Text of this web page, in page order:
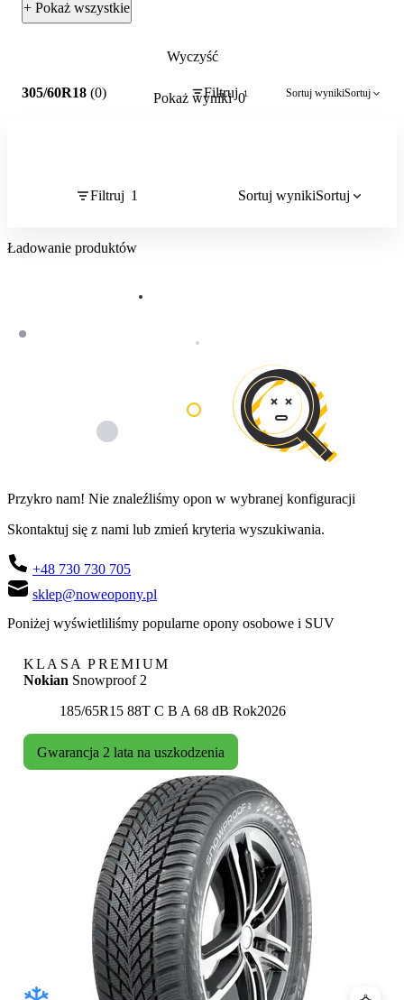
+ Pokaż wszystkie
Wyczyść
Pokaż wyniki 0
305/60R18 (0) Filtruj 1 Sortuj wynikiSortuj
Filtruj 1 Sortuj wynikiSortuj
Ładowanie produktów
Przykro nam! Nie znaleźliśmy opon w wybranej konfiguracji
Skontaktuj się z nami lub zmień kryteria wyszukiwania.
+48 730 730 705
sklep@noweopony.pl
Poniżej wyświetliliśmy popularne opony osobowe i SUV
KLASA PREMIUM
Nokian Snowproof 2
185/65R15 88T Etykieta:
C B A 68 dB Rok2026
Gwarancja 2 lata na uszkodzenia